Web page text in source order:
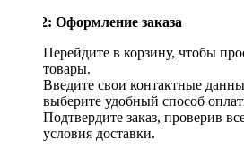
Шаг 2: Оформление заказа
Перейдите в корзину, чтобы
товары.
Введите свои контактные
выберите удобный способ
Подтвердите заказ, проверив
условия доставки.